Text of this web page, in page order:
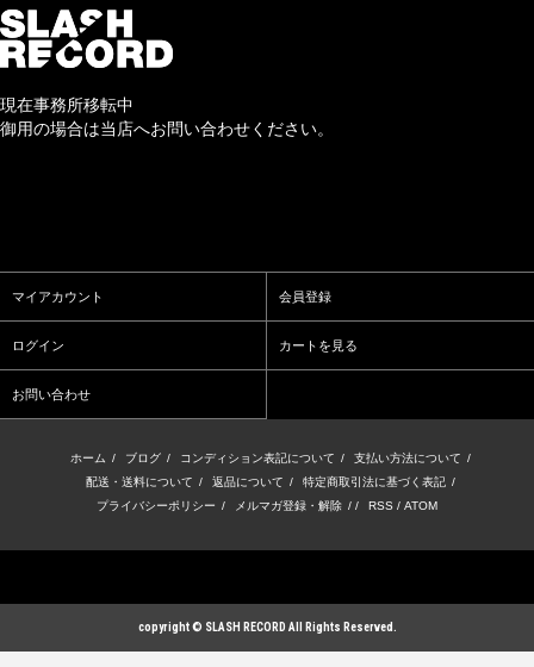
現在事務所移転中
御用の場合は当店へお問い合わせください。
マイアカウント 会員登録
ログイン カートを見る
お問い合わせ
ホーム / ブログ / コンディション表記について / 支払い方法について /
配送・送料について / 返品について / 特定商取引法に基づく表記 /
プライバシーポリシー / メルマガ登録・解除 / / RSS / ATOM
copyright © SLASH RECORD All Rights Reserved.